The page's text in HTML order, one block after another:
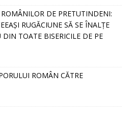
DE PRETUTINDENI:
RUGĂCIUNE SĂ SE ÎNALȚE
TOATE BISERICILE DE PE
ROMÂN CĂTRE